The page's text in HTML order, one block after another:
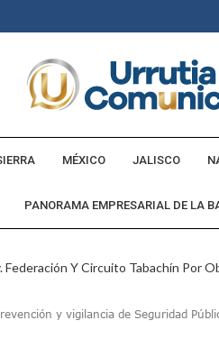
MÉXICO JALISCO
PANORAMA EMPRESARIAL DE LA
Federación Y Circuito Tabachín Por
Villa Rosa
y vigilancia de Seguridad